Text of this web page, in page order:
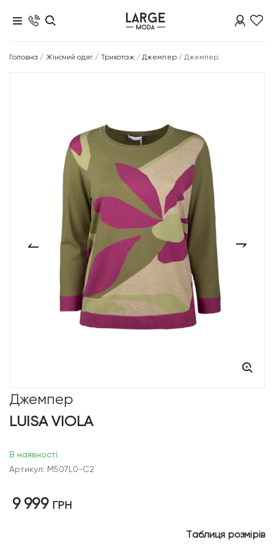
Головна / Жіночий одяг / Трикотаж /Джемпер/ Джемпер
Джемпер
LUISA VIOLA
В наявності
Артикул: M507L0-C2
9 999 ГРН
Таблиця розмірів